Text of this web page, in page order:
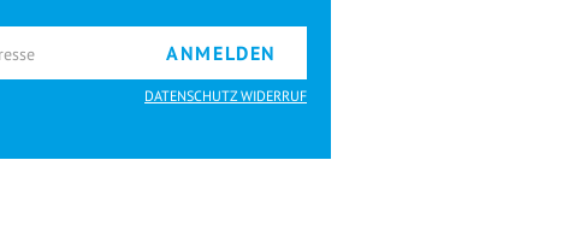
ANMELDEN
DATENSCHUTZ WIDERRUF